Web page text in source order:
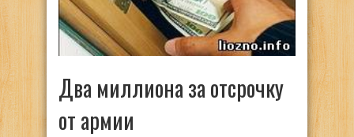
Два миллиона за отсрочку
от армии